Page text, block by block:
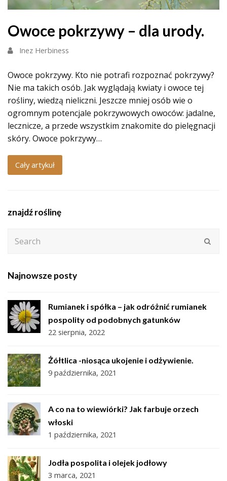
Owoce pokrzywy – dla urody.
Inez Herbiness
Owoce pokrzywy. Kto nie potrafi rozpoznać pokrzywy?
Nie ma takich osób. Jak wyglądają kwiaty i owoce tej
rośliny, wiedzą nieliczni. Jeszcze mniej osób wie o
ogromnym potencjale pokrzywowych owoców: jadalne,
lecznicze, a przede wszystkim znakomite do pielęgnacji
skóry. Owoce pokrzywy…
Cały artykuł
znajdź roślinę
Najnowsze posty
Rumianek i spółka – jak odróżnić rumianek
pospolity od podobnych gatunków
22 sierpnia, 2022
Żółtlica -niosąca ukojenie i odżywienie.
9 października, 2021
A co na to wiewiórki? Jak farbuje orzech
włoski
1 października, 2021
Jodła pospolita i olejek jodłowy
3 marca, 2021